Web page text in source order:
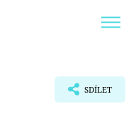
SDÍLET